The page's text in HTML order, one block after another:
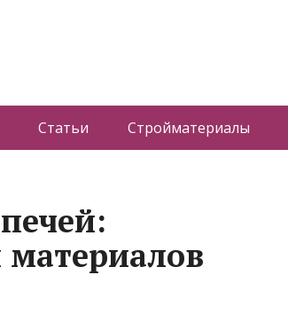
Статьи Стройматериалы
материалов